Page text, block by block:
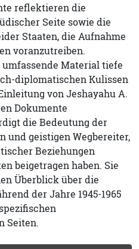
reflektieren die
Seite sowie die
Staaten, die Aufnahme
voranzutreiben.
Material tiefe
diplomatischen Kulissen
von Jeshayahu A.
Dokumente
die Bedeutung der
und geistigen Wegbereiter,
Beziehungen
beigetragen haben. Sie
Überblick über die
der Jahre 1945-1965
Seiten.